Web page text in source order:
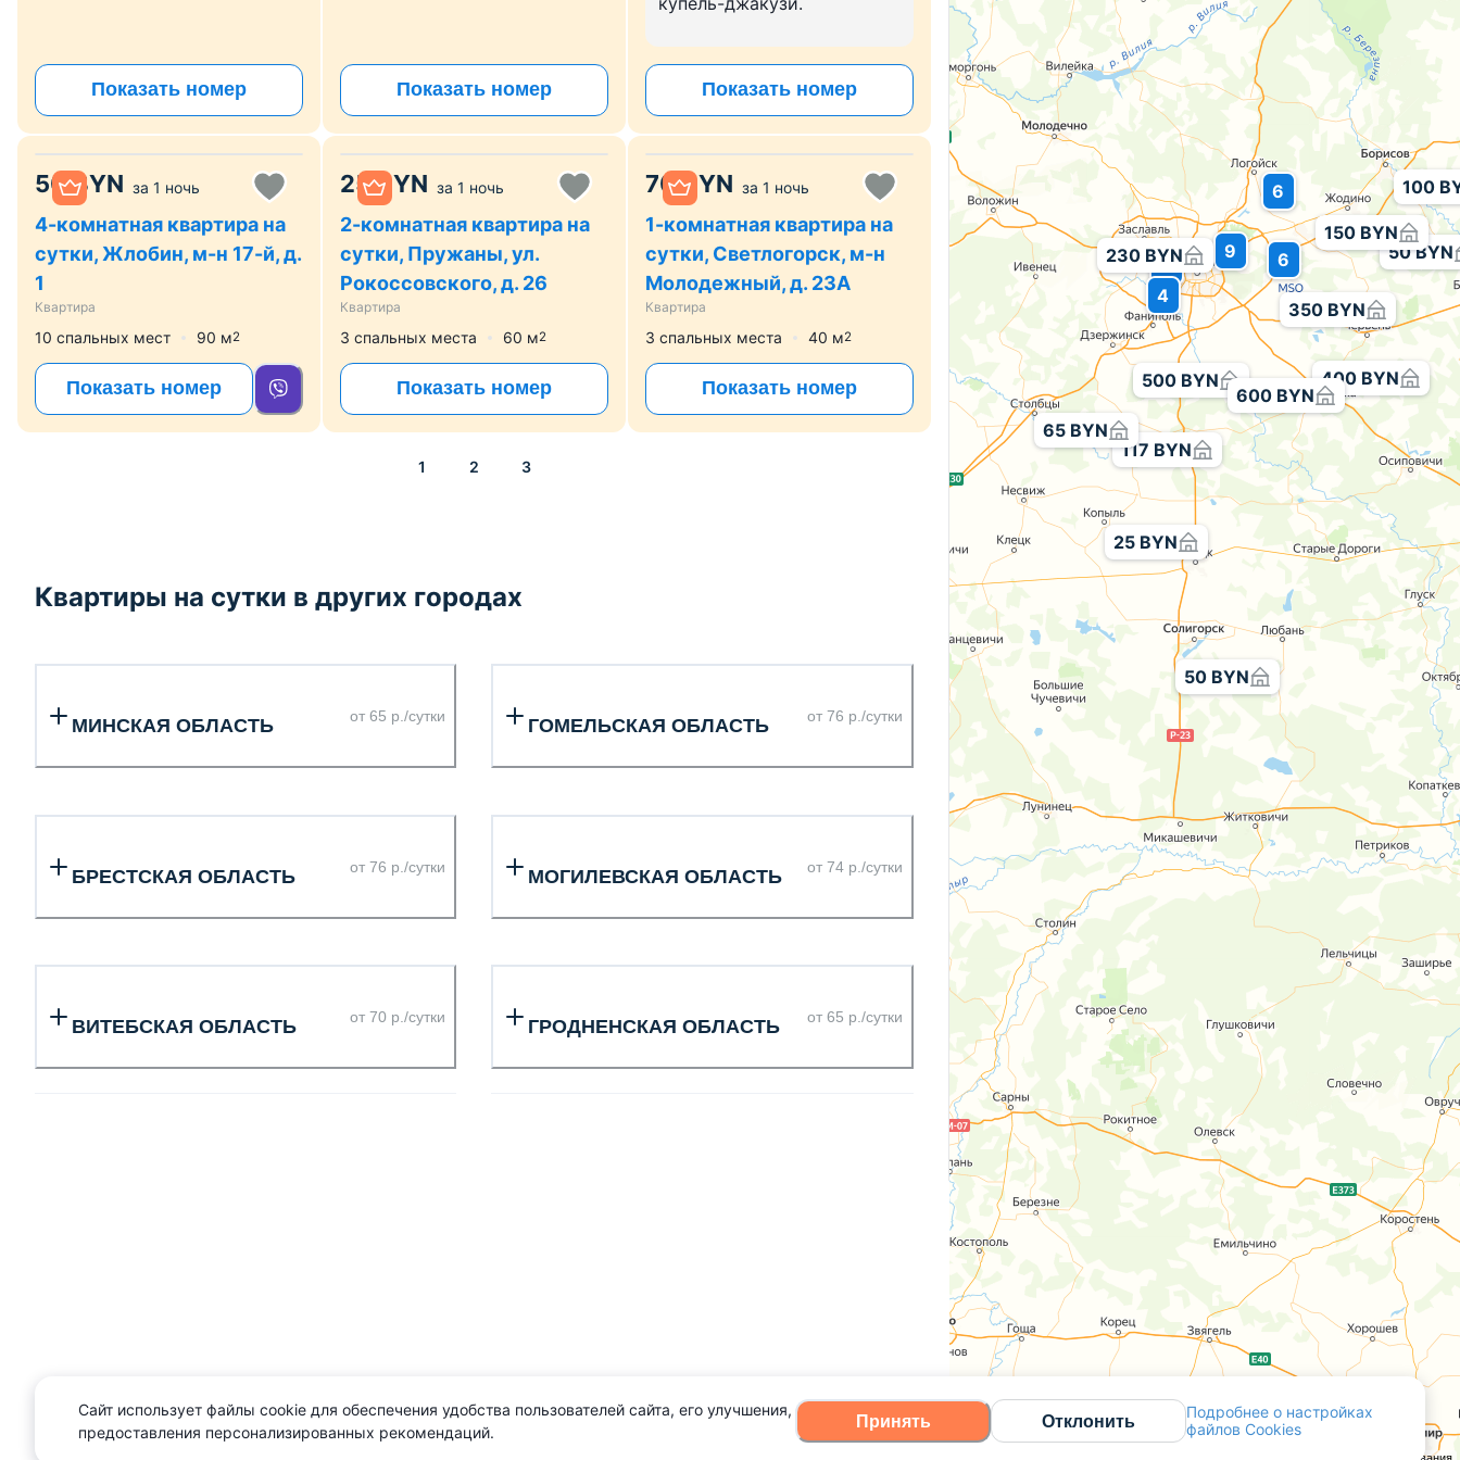
Показать номер Показать номер Показать номер
50 BYN за 1 ночь
4-комнатная квартира на
сутки, Жлобин, м-н 17-й, д.
1
Квартира
10 спальных мест 90 м2
Показать номер
25 BYN за 1 ночь
2-комнатная квартира на
сутки, Пружаны, ул.
Рокоссовского, д. 26
Квартира
3 спальных места 60 м2
Показать номер
70 BYN за 1 ночь
1-комнатная квартира на
сутки, Светлогорск, м-н
Молодежный, д. 23А
Квартира
3 спальных места 40 м2
Показать номер
1 2 3
Квартиры на сутки в других городах
МИНСКАЯ ОБЛАСТЬ от 65 р./сутки ГОМЕЛЬСКАЯ ОБЛАСТЬ от 76 р./сутки
БРЕСТСКАЯ ОБЛАСТЬ от 76 р./сутки МОГИЛЕВСКАЯ ОБЛАСТЬ от 74 р./сутки
ВИТЕБСКАЯ ОБЛАСТЬ от 70 р./сутки ГРОДНЕНСКАЯ ОБЛАСТЬ от 65 р./сутки
350 BYN
50 BYN
400 BYN
100
500 BYN
600 BYN
230 BYN
117 BYN
50 BYN
25 BYN
65 BYN
150 BYN
4
4
9
6
6
Сайт использует файлы cookie для обеспечения удобства пользователей сайта, его улучшения,
предоставления персонализированных рекомендаций.
Принять Отклонить
Подробнее о настройках
файлов Cookies